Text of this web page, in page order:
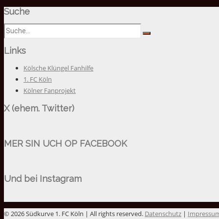
Suche
Links
Kölsche Klüngel Fanhilfe
1. FC Köln
Kölner Fanprojekt
X (ehem. Twitter)
MER SIN UCH OP FACEBOOK
Und bei Instagram
© 2026 Südkurve 1. FC Köln | All rights reserved. Datenschutz |